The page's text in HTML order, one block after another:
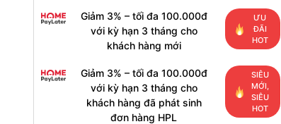
Giảm 3% – tối đa 100.000đ
với kỳ hạn 3 tháng cho
khách hàng mới
ƯU
ĐÃI
HOT
Giảm 3% – tối đa 100.000đ
với kỳ hạn 3 tháng cho
khách hàng đã phát sinh
đơn hàng HPL
SIÊU
MỚI,
SIÊU
HOT